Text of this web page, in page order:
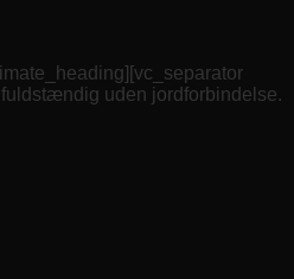
uden jordforbindelse.